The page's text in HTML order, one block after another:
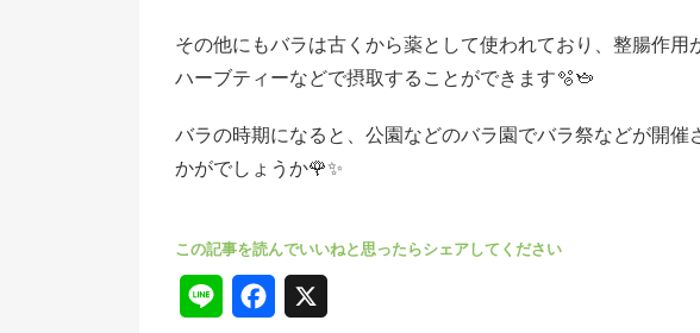
その他にもバラは古くから薬として使われており、整腸作
ハーブティーなどで摂取することができます🫧🫖
バラの時期になると、公園などのバラ園でバラ祭などが開
かがでしょうか🌹✨️